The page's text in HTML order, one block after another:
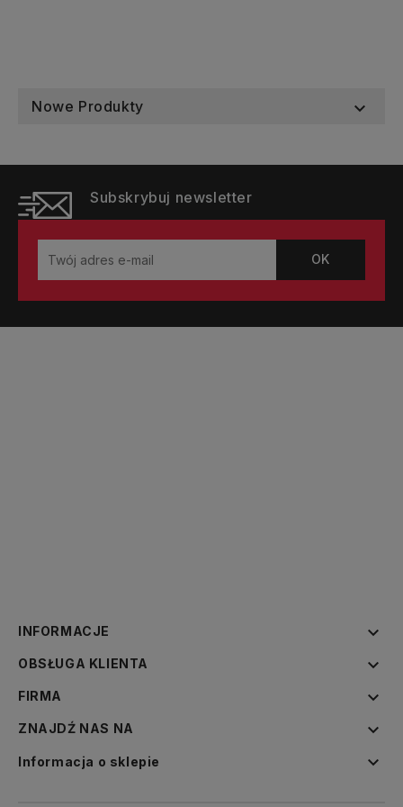
Nowe Produkty 
Subskrybuj newsletter
INFORMACJE 
OBSŁUGA KLIENTA 
FIRMA 
ZNAJDŹ NAS NA 
Informacja o sklepie 